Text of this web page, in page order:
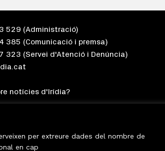
per extreure dades del nombre de
en cap
529 (Administració)
385 (Comunicació i premsa)
323 (Servei d'Atenció i Denúncia)
notícies d'Irídia?